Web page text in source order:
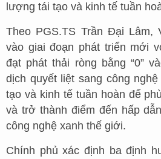
lượng tái tạo và kinh tế tuần
Theo PGS.TS Trần Đại Lâm,
vào giai đoạn phát triển mới
đạt phát thải ròng bằng “0”
dịch quyết liệt sang công
tạo và kinh tế tuần hoàn để
và trở thành điểm đến hấp
công nghệ xanh thế giới.
Chính phủ xác định ba định